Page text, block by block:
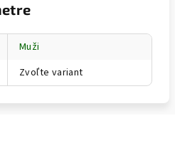
Muži
Zvoľte variant